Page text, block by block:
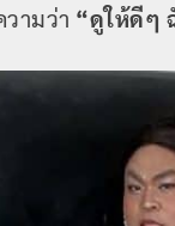
ามว่า “ดูให้ดีๆ